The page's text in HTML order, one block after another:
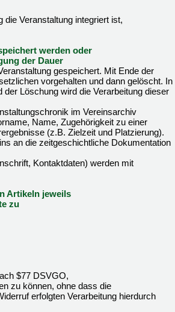
die Veranstaltung integriert ist,
werden oder
der Dauer
gespeichert. Mit Ende der
vorgehalten und dann gelöscht. In
Löschung wird die Verarbeitung dieser
im Vereinsarchiv
Name, Zugehörigkeit zu einer
(z.B. Zielzeit und Platzierung).
an die zeitgeschichtliche Dokumentation
Kontaktdaten) werden mit
Artikeln jeweils
zu
$77 DSVGO,
zu können, ohne dass die
erfolgten Verarbeitung hierdurch